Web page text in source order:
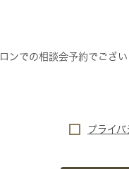
ンでの相談会予約でござい
プライ